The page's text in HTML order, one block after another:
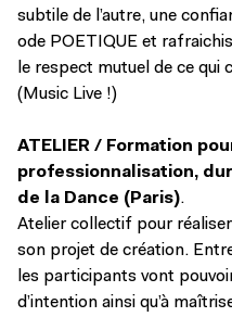
subtile de l’autre, une
ode POETIQUE et
le respect mutuel de ce qui
(Music Live !)
ATELIER / Formation
professionnalisation,
de la Dance (Paris).
Atelier collectif pour
son projet de création.
les participants vont
d’intention ainsi qu’à